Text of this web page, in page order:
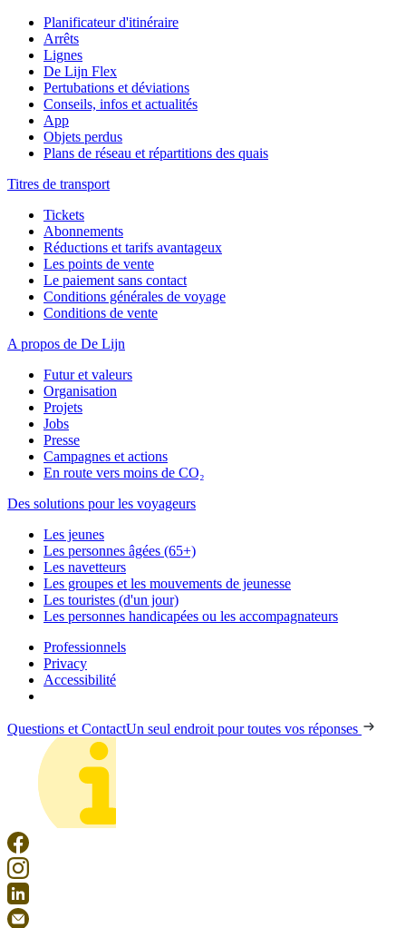
Planificateur d'itinéraire
Arrêts
Lignes
De Lijn Flex
Pertubations et déviations
Conseils, infos et actualités
App
Objets perdus
Plans de réseau et répartitions des quais
Titres de transport
Tickets
Abonnements
Réductions et tarifs avantageux
Les points de vente
Le paiement sans contact
Conditions générales de voyage
Conditions de vente
A propos de De Lijn
Futur et valeurs
Organisation
Projets
Jobs
Presse
Campagnes et actions
En route vers moins de CO₂
Des solutions pour les voyageurs
Les jeunes
Les personnes âgées (65+)
Les navetteurs
Les groupes et les mouvements de jeunesse
Les touristes (d'un jour)
Les personnes handicapées ou les accompagnateurs
Professionnels
Privacy
Accessibilité
Questions et ContactUn seul endroit pour toutes vos réponses